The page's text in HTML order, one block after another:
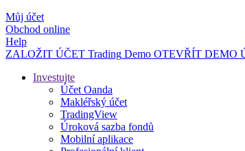
Můj účet
Obchod online
Help
ZALOŽIT ÚČET Trading Demo OTEVŘÍT DEMO
Investujte
Účet Oanda
Makléřský účet
TradingView
Úroková sazba fondů
Mobilní aplikace